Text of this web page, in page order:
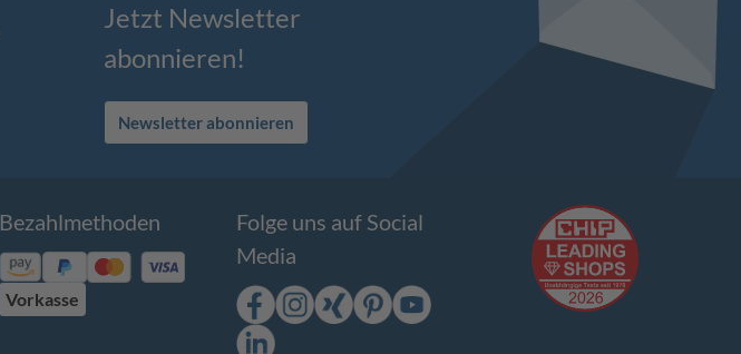
Jetzt Newsletter
abonnieren!
Newsletter abonnieren
Bezahlmethoden
Vorkasse
Folge uns auf Social
Media